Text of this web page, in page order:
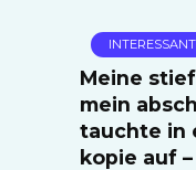
Meine
mein
tauchte in
kopie auf